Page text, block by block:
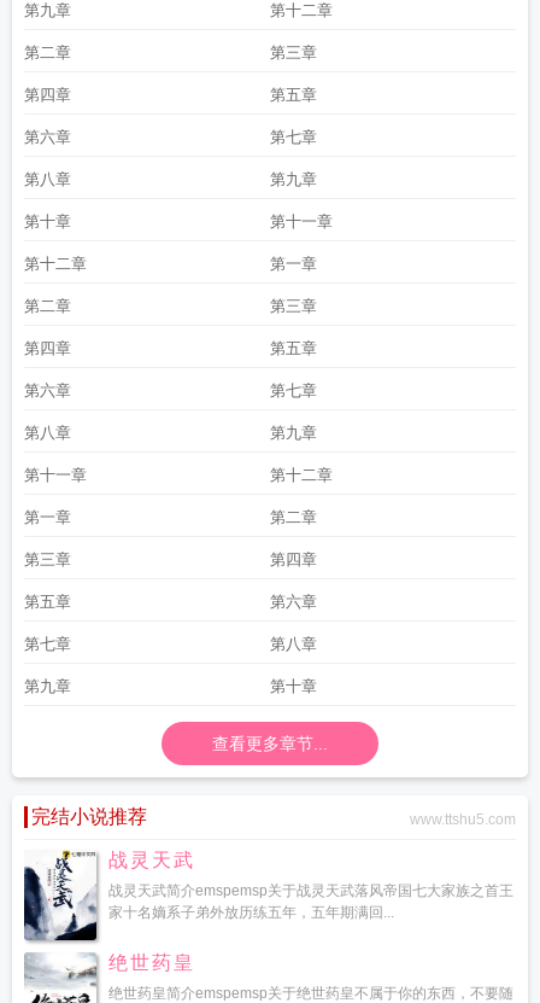
第九章 第十二章
第二章 第三章
第四章 第五章
第六章 第七章
第八章 第九章
第十章 第十一章
第十二章 第一章
第二章 第三章
第四章 第五章
第六章 第七章
第八章 第九章
第十一章 第十二章
第一章 第二章
第三章 第四章
第五章 第六章
第七章 第八章
第九章 第十章
查看更多章节...
完结小说推荐 www.ttshu5.com
战灵天武
战灵天武简介emspemsp关于战灵天武落风帝国七大家族之首王
家十名嫡系子弟外放历练五年，五年期满回...
绝世药皇
绝世药皇简介emspemsp关于绝世药皇不属于你的东西，不要随